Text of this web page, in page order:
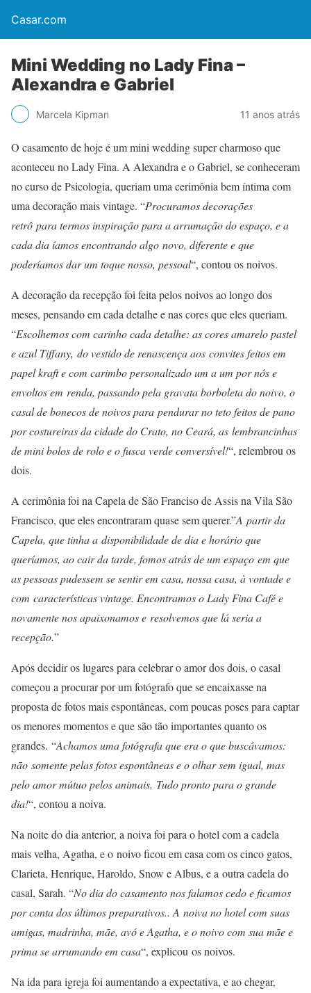
Casar.com
Mini Wedding no Lady Fina –
Alexandra e Gabriel
Marcela Kipman 11 anos atrás
O casamento de hoje é um mini wedding super charmoso que
aconteceu no Lady Fina. A Alexandra e o Gabriel, se conheceram
no curso de Psicologia, queriam uma cerimônia bem íntima com
uma decoração mais vintage. “Procuramos decorações
retrô para termos inspiração para a arrumação do espaço, e a
cada dia íamos encontrando algo novo, diferente e que
poderíamos dar um toque nosso, pessoal“, contou os noivos.
A decoração da recepção foi feita pelos noivos ao longo dos
meses, pensando em cada detalhe e nas cores que eles queriam.
“Escolhemos com carinho cada detalhe: as cores amarelo pastel
e azul Tiffany, do vestido de renascença aos convites feitos em
papel kraft e com carimbo personalizado um a um por nós e
envoltos em renda, passando pela gravata borboleta do noivo, o
casal de bonecos de noivos para pendurar no teto feitos de pano
por costureiras da cidade do Crato, no Ceará, as lembrancinhas
de mini bolos de rolo e o fusca verde conversível!“, relembrou os
dois.
A cerimônia foi na Capela de São Franciso de Assis na Vila São
Francisco, que eles encontraram quase sem querer.”A partir da
Capela, que tinha a disponibilidade de dia e horário que
queríamos, ao cair da tarde, fomos atrás de um espaço em que
as pessoas pudessem se sentir em casa, nossa casa, à vontade e
com características vintage. Encontramos o Lady Fina Café e
novamente nos apaixonamos e resolvemos que lá seria a
recepção.”
Após decidir os lugares para celebrar o amor dos dois, o casal
começou a procurar por um fotógrafo que se encaixasse na
proposta de fotos mais espontâneas, com poucas poses para captar
os menores momentos e que são tão importantes quanto os
grandes. “Achamos uma fotógrafa que era o que buscávamos:
não somente pelas fotos espontâneas e o olhar sem igual, mas
pelo amor mútuo pelos animais. Tudo pronto para o grande
dia!“, contou a noiva.
Na noite do dia anterior, a noiva foi para o hotel com a cadela
mais velha, Agatha, e o noivo ficou em casa com os cinco gatos,
Clarieta, Henrique, Haroldo, Snow e Albus, e a outra cadela do
casal, Sarah. “No dia do casamento nos falamos cedo e ficamos
por conta dos últimos preparativos.. A noiva no hotel com suas
amigas, madrinha, mãe, avó e Agatha, e o noivo com sua mãe e
prima se arrumando em casa“, explicou os noivos.
Na ida para igreja foi aumentando a expectativa, e ao chegar,